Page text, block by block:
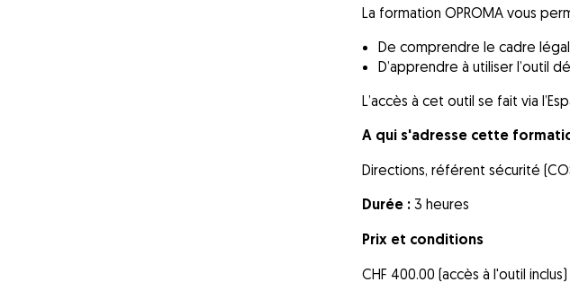
La formation OPROMA vous
De comprendre le cadre
D’apprendre à utiliser l’outil
L’accès à cet outil se fait via
A qui s'adresse cette
Directions, référent sécurité
Durée : 3 heures
Prix et conditions
CHF 400.00 (accès à l'outil inclus)